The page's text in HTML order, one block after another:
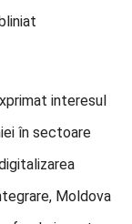
interesul
în sectoare
Moldova